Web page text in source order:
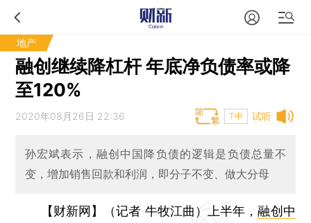
地产
融创继续降杠杆 年底净负债率或降
至120%
试听
2020年08月26日 22:36 T中
孙宏斌表示，融创中国降负债的逻辑是负债总量不
变，增加销售回款和利润，即分子不变、做大分母
【财新网】（记者 牛牧江曲） 上半年，融创中